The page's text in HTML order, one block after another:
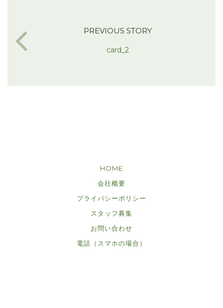
PREVIOUS STORY
card_2
HOME
会社概要
プライバシーポリシー
スタッフ募集
お問い合わせ
電話（スマホの場合）